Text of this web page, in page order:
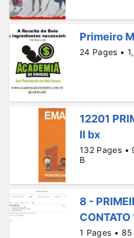
Primeiro
24 Pages •
12201
II bx
132 Pages •
B
8 -
CONTATO
1 Pages • 85